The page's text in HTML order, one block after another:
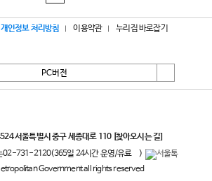
개인정보 처리방침 이용약관 누리집 바로잡기
PC버전
서울특별시 중구 세종대로 110 [찾아오시는 길]
02-731-2120(365일 24시간 운영/유료
)
Government all rights reserved